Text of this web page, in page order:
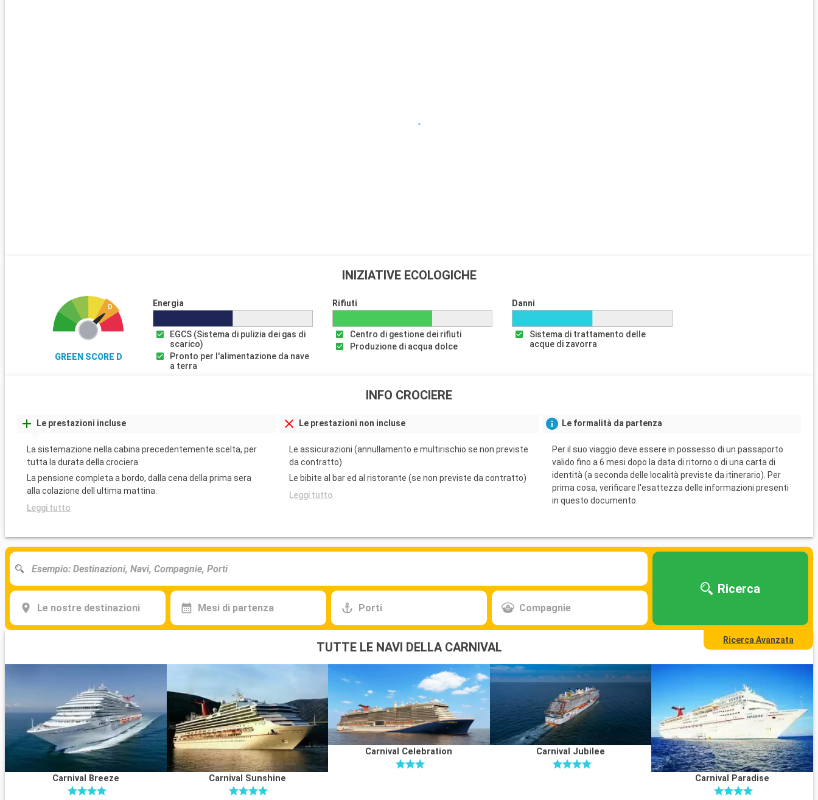
INIZIATIVE ECOLOGICHE
GREEN SCORE D
Energia
EGCS (Sistema di pulizia dei gas di
scarico)
Pronto per l'alimentazione da nave
a terra
Rifiuti
Centro di gestione dei rifiuti
Produzione di acqua dolce
Danni
Sistema di trattamento delle
acque di zavorra
INFO CROCIERE
Le prestazioni incluse
La sistemazione nella cabina precedentemente scelta, per
tutta la durata della crociera
La pensione completa a bordo, dalla cena della prima sera
alla colazione dell ultima mattina.
Leggi tutto
Le prestazioni non incluse
Le assicurazioni (annullamento e multirischio se non previste
da contratto)
Le bibite al bar ed al ristorante (se non previste da contratto)
Leggi tutto
Le formalità da partenza
Per il suo viaggio deve essere in possesso di un passaporto
valido fino a 6 mesi dopo la data di ritorno o di una carta di
identità (a seconda delle località previste da itinerario). Per
prima cosa, verificare l'esattezza delle informazioni presenti
in questo documento.
Le nostre destinazioni Mesi di partenza Porti Compagnie
Ricerca
Ricerca Avanzata
TUTTE LE NAVI DELLA CARNIVAL
Carnival Breeze Carnival Sunshine
Carnival Celebration Carnival Jubilee
Carnival Paradise